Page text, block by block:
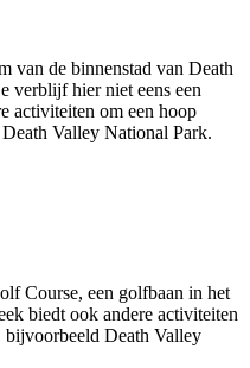
van de binnenstad van Death
verblijf hier niet eens een
activiteiten om een hoop
Valley National Park.
Course, een golfbaan in het
biedt ook andere activiteiten
bijvoorbeeld Death Valley